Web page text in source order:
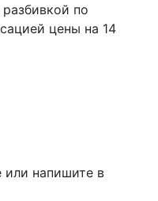
разбивкой по
цены на 14
или напишите в